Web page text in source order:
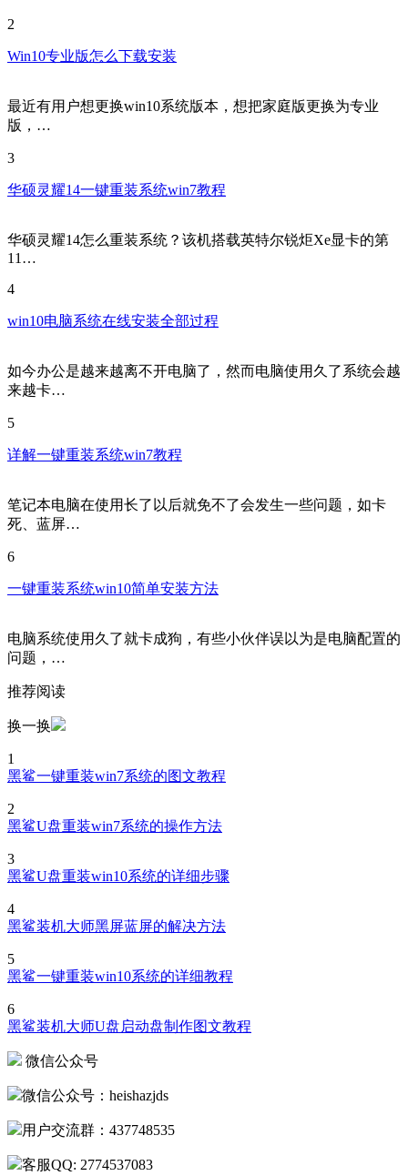
2
Win10专业版怎么下载安装
最近有用户想更换win10系统版本，想把家庭版更换为专业
版，…
3
华硕灵耀14一键重装系统win7教程
华硕灵耀14怎么重装系统？该机搭载英特尔锐炬Xe显卡的第
11…
4
win10电脑系统在线安装全部过程
如今办公是越来越离不开电脑了，然而电脑使用久了系统会越
来越卡…
5
详解一键重装系统win7教程
笔记本电脑在使用长了以后就免不了会发生一些问题，如卡
死、蓝屏…
6
一键重装系统win10简单安装方法
电脑系统使用久了就卡成狗，有些小伙伴误以为是电脑配置的
问题，…
推荐阅读
换一换
1
黑鲨一键重装win7系统的图文教程
2
黑鲨U盘重装win7系统的操作方法
3
黑鲨U盘重装win10系统的详细步骤
4
黑鲨装机大师黑屏蓝屏的解决方法
5
黑鲨一键重装win10系统的详细教程
6
黑鲨装机大师U盘启动盘制作图文教程
微信公众号
微信公众号：heishazjds
用户交流群：437748535
客服QQ: 2774537083